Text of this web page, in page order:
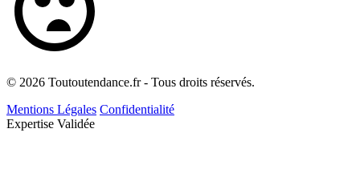
© 2026 Toutoutendance.fr - Tous droits réservés.
Mentions Légales Confidentialité
Expertise Validée